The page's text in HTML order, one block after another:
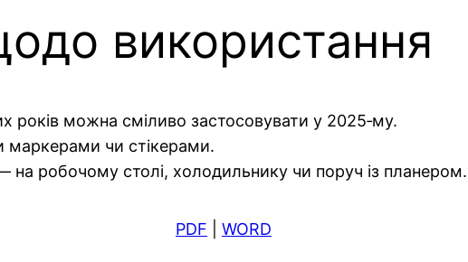
використання
років можна сміливо застосовувати у 2025‑му.
маркерами чи стікерами.
на робочому столі, холодильнику чи поруч із планером.
PDF WORD